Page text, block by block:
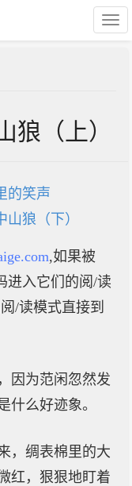
（上）
的笑声
狼（下）
,如果被
进入它们的阅/读
/读模式直接到
因为范闲忽然发
什么好迹象。
，绸表棉里的大
红，狠狠地盯着